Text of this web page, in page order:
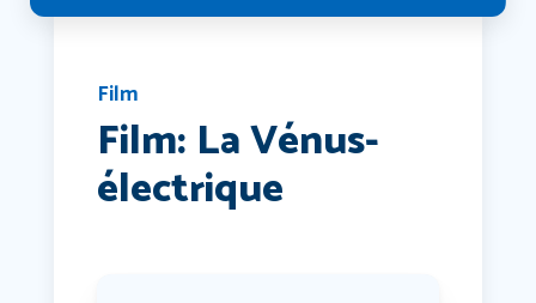
Film
Film: La Vénus-
électrique